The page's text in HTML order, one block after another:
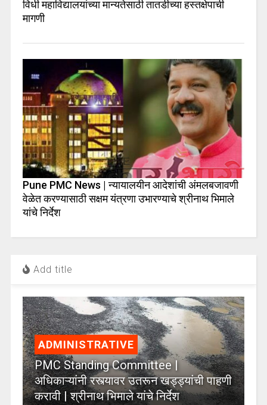
विधी महाविद्यालयांच्या मान्यतेसाठी तातडीच्या हस्तक्षेपाची
मागणी
Pune PMC News | न्यायालयीन आदेशांची अंमलबजावणी
वेळेत करण्यासाठी सक्षम यंत्रणा उभारण्याचे श्रीनाथ भिमाले
यांचे निर्देश
Add title
ADMINISTRATIVE
PMC Standing Committee |
अधिकाऱ्यांनी रस्त्यावर उतरून खड्ड्यांची पाहणी
करावी | श्रीनाथ भिमाले यांचे निर्देश